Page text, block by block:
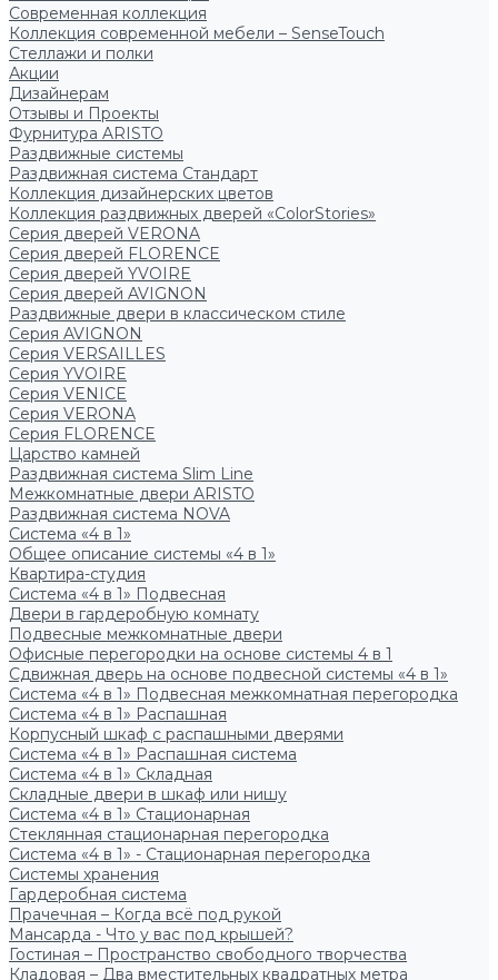
Современная коллекция
Коллекция современной мебели – SenseTouch
Стеллажи и полки
Акции
Дизайнерам
Отзывы и Проекты
Фурнитура ARISTO
Раздвижные системы
Раздвижная система Стандарт
Коллекция дизайнерских цветов
Коллекция раздвижных дверей «ColorStories»
Серия дверей VERONA
Серия дверей FLORENCE
Серия дверей YVOIRE
Серия дверей AVIGNON
Раздвижные двери в классическом стиле
Серия AVIGNON
Серия VERSAILLES
Серия YVOIRE
Серия VENICE
Серия VERONA
Серия FLORENCE
Царство камней
Раздвижная система Slim Line
Межкомнатные двери ARISTO
Раздвижная система NOVA
Система «4 в 1»
Общее описание системы «4 в 1»
Квартира-студия
Система «4 в 1» Подвесная
Двери в гардеробную комнату
Подвесные межкомнатные двери
Офисные перегородки на основе системы 4 в 1
Сдвижная дверь на основе подвесной системы «4 в 1»
Система «4 в 1» Подвесная межкомнатная перегородка
Система «4 в 1» Распашная
Корпусный шкаф с распашными дверями
Система «4 в 1» Распашная система
Система «4 в 1» Складная
Складные двери в шкаф или нишу
Система «4 в 1» Стационарная
Стеклянная стационарная перегородка
Система «4 в 1» - Стационарная перегородка
Системы хранения
Гардеробная система
Прачечная – Когда всё под рукой
Мансарда - Что у вас под крышей?
Гостиная – Пространство свободного творчества
Кладовая – Два вместительных квадратных метра